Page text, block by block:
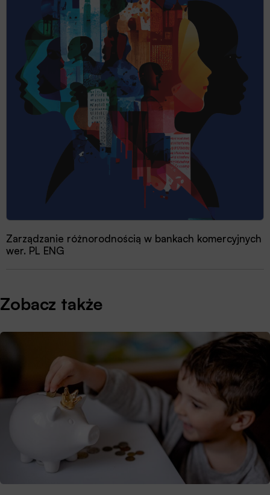
Zarządzanie różnorodnością w bankach komercyjnych
wer. PL ENG
Zobacz także